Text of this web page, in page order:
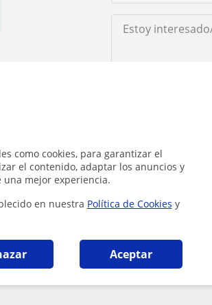
como cookies, para garantizar el
el contenido, adaptar los anuncios y
una mejor experiencia.
en nuestra Política de Cookies y
Aceptar
perfil?